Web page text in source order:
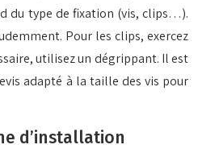
du type de fixation (vis, clips…).
Pour les clips, exercez
utilisez un dégrippant. Il est
adapté à la taille des vis pour
d’installation